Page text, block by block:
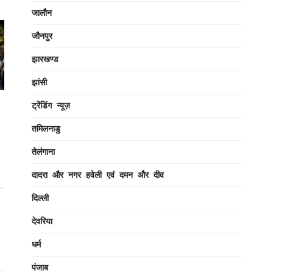
जालौन
जौनपुर
झारखण्ड
झांसी
ट्रेंडिंग न्यूज़
तमिलनाडु
तेलंगाना
दादरा और नगर हवेली एवं दमन और दीव
दिल्ली
देवरिया
धर्म
पंजाब